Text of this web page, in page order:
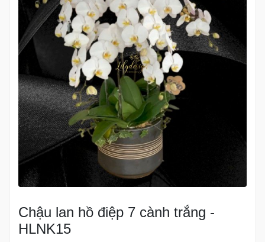
Chậu lan hồ điệp 7 cành trắng -
HLNK15